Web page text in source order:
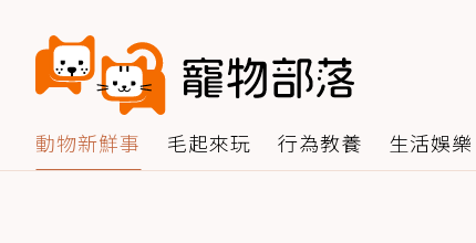
動物新鮮事 毛起來玩 行為教養 生活娛樂